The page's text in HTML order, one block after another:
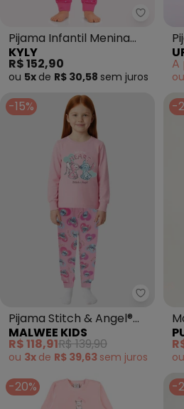
Kyly -
Pijama Infantil Menina
Coelhinho com Máscara
(Rosa
KYLY
R$ 152,90
ou 5x de R$ 30,58 sem juros
A
ou
-15%
Pijama Stitch & Angel®
(Rosa Claro)
MALWEE KIDS
R$ 118,91R$ 139,90
ou 3x de R$ 39,63 sem juros
-
ou
-20% -